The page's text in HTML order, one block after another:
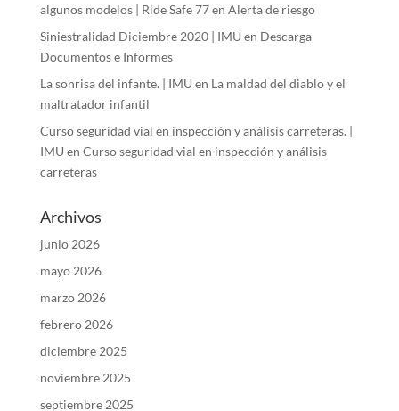
algunos modelos | Ride Safe 77en Alerta de riesgo
Siniestralidad Diciembre 2020 | IMU en Descarga
Documentos e Informes
La sonrisa del infante. | IMU en La maldad del diablo y el
maltratador infantil
Curso seguridad vial en inspección y análisis carreteras. |
IMU en Curso seguridad vial en inspección y análisis
carreteras
Archivos
junio 2026
mayo 2026
marzo 2026
febrero 2026
diciembre 2025
noviembre 2025
septiembre 2025